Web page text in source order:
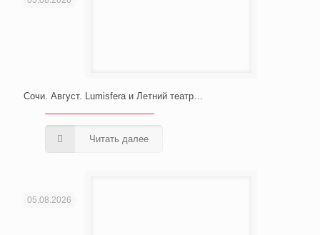
Сочи. Август. Lumisfera и Летний театр…
Читать далее
05.08.2026